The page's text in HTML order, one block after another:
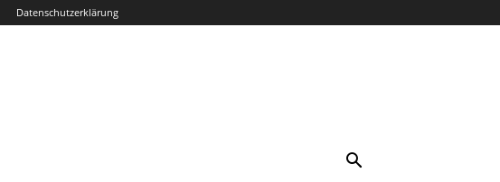
Datenschutzerklärung